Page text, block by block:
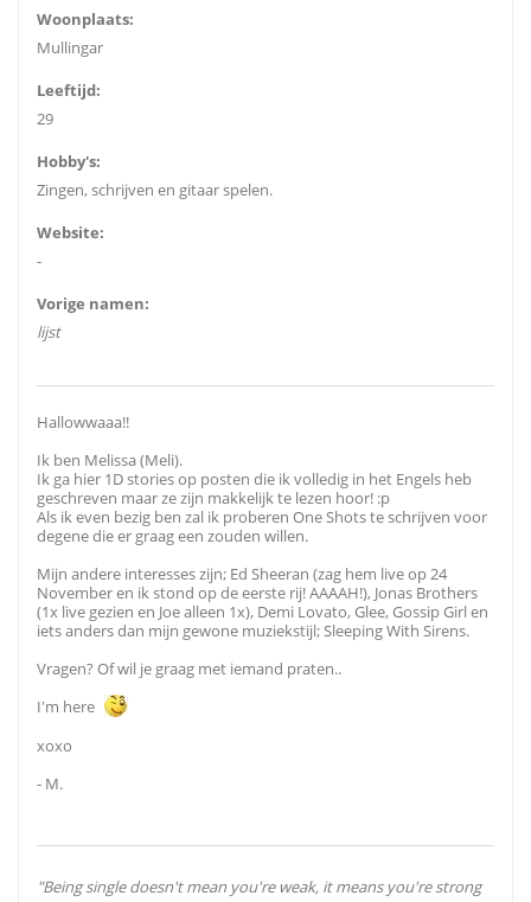
Woonplaats:
Mullingar
Leeftijd:
29
Hobby's:
Zingen, schrijven en gitaar spelen.
Website:
-
Vorige namen:
lijst
Hallowwaaa!!
Ik ben Melissa (Meli).
Ik ga hier 1D stories op posten die ik volledig in het Engels heb
geschreven maar ze zijn makkelijk te lezen hoor! :p
Als ik even bezig ben zal ik proberen One Shots te schrijven voor
degene die er graag een zouden willen.
Mijn andere interesses zijn; Ed Sheeran (zag hem live op 24
November en ik stond op de eerste rij! AAAAH!), Jonas Brothers
(1x live gezien en Joe alleen 1x), Demi Lovato, Glee, Gossip Girl en
iets anders dan mijn gewone muziekstijl; Sleeping With Sirens.
Vragen? Of wil je graag met iemand praten..
I'm here
xoxo
- M.
"Being single doesn't mean you're weak, it means you're strong